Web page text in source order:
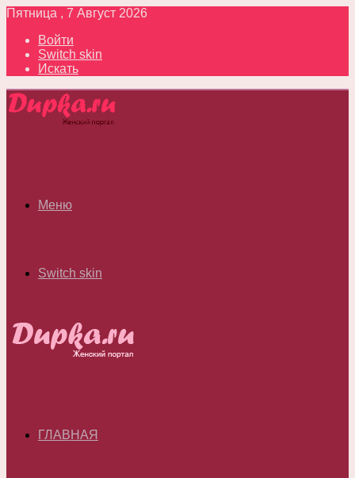
Пятница , 7 Август 2026
Войти
Switch skin
Искать
Меню
Switch skin
ГЛАВНАЯ